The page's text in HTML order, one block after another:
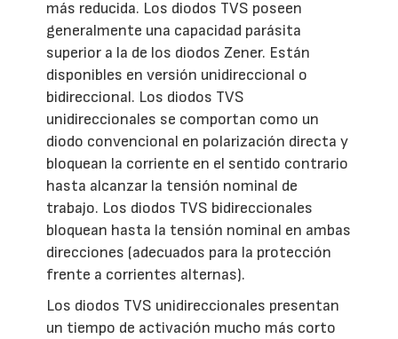
más reducida. Los diodos TVS poseen
generalmente una capacidad parásita
superior a la de los diodos Zener. Están
disponibles en versión unidireccional o
bidireccional. Los diodos TVS
unidireccionales se comportan como un
diodo convencional en polarización directa y
bloquean la corriente en el sentido contrario
hasta alcanzar la tensión nominal de
trabajo. Los diodos TVS bidireccionales
bloquean hasta la tensión nominal en ambas
direcciones (adecuados para la protección
frente a corrientes alternas).
Los diodos TVS unidireccionales presentan
un tiempo de activación mucho más corto